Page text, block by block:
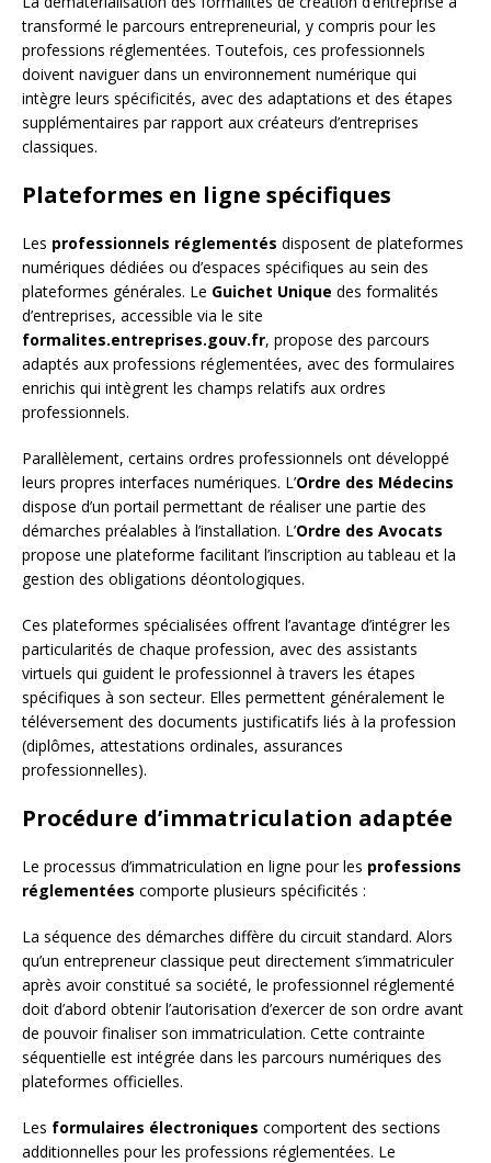
transformé le parcours entrepreneurial, y compris pour les
professions réglementées. Toutefois, ces professionnels
doivent naviguer dans un environnement numérique qui
intègre leurs spécificités, avec des adaptations et des étapes
supplémentaires par rapport aux créateurs d’entreprises
classiques.
Plateformes en ligne spécifiques
Les professionnels réglementés disposent de plateformes
numériques dédiées ou d’espaces spécifiques au sein des
plateformes générales. Le Guichet Unique des formalités
d’entreprises, accessible via le site
formalites.entreprises.gouv.fr, propose des parcours
adaptés aux professions réglementées, avec des formulaires
enrichis qui intègrent les champs relatifs aux ordres
professionnels.
Parallèlement, certains ordres professionnels ont développé
leurs propres interfaces numériques. L’Ordre des Médecins
dispose d’un portail permettant de réaliser une partie des
démarches préalables à l’installation. L’Ordre des Avocats
propose une plateforme facilitant l’inscription au tableau et la
gestion des obligations déontologiques.
Ces plateformes spécialisées offrent l’avantage d’intégrer les
particularités de chaque profession, avec des assistants
virtuels qui guident le professionnel à travers les étapes
spécifiques à son secteur. Elles permettent généralement le
téléversement des documents justificatifs liés à la profession
(diplômes, attestations ordinales, assurances
professionnelles).
Procédure d’immatriculation adaptée
Le processus d’immatriculation en ligne pour les professions
réglementées comporte plusieurs spécificités :
La séquence des démarches diffère du circuit standard. Alors
qu’un entrepreneur classique peut directement s’immatriculer
après avoir constitué sa société, le professionnel réglementé
doit d’abord obtenir l’autorisation d’exercer de son ordre avant
de pouvoir finaliser son immatriculation. Cette contrainte
séquentielle est intégrée dans les parcours numériques des
plateformes officielles.
Les formulaires électroniques comportent des sections
additionnelles pour les professions réglementées. Le